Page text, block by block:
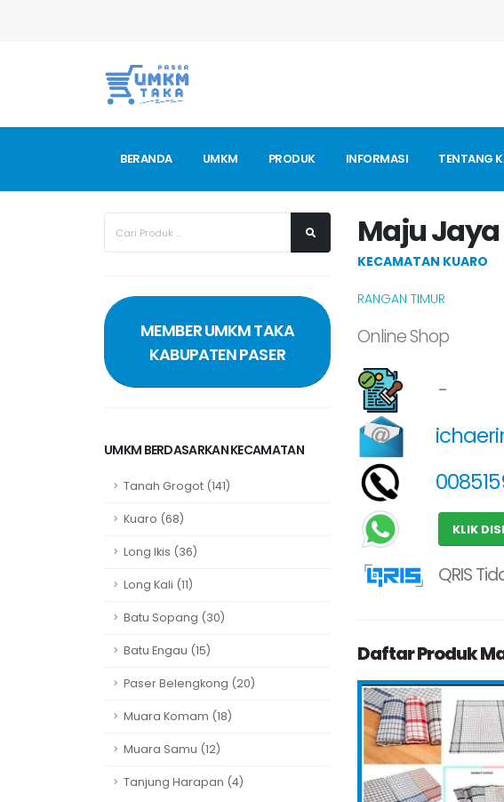
BERANDA UMKM PRODUK INFORMASI TENTANG
MEMBER UMKM TAKA
KABUPATEN PASER
UMKM BERDASARKAN KECAMATAN
Tanah Grogot (141)
Kuaro (68)
Long Ikis (36)
Long Kali (11)
Batu Sopang (30)
Batu Engau (15)
Paser Belengkong (20)
Muara Komam (18)
Muara Samu (12)
Tanjung Harapan (4)
Maju Jaya
KECAMATAN KUARO
RANGAN TIMUR
Online Shop
-
KLIK
QRIS
Daftar Produk